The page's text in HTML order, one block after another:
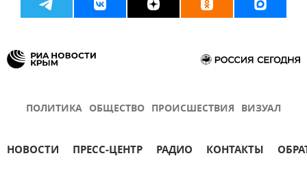
ПОЛИТИКА ОБЩЕСТВО ПРОИСШЕСТВИЯ ВИЗУАЛ
НОВОСТИ ПРЕСС-ЦЕНТР РАДИО КОНТАКТЫ